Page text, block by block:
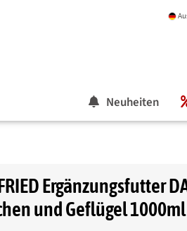
Neuheiten
Ergänzungsfutter
und Geflügel 1000ml